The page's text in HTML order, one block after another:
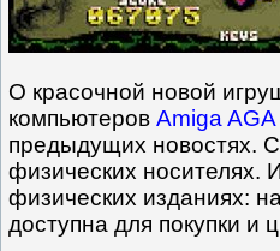
О красочной новой
компьютеров Amiga AGA
предыдущих новостях.
физических носителях.
физических изданиях:
доступна для покупки и